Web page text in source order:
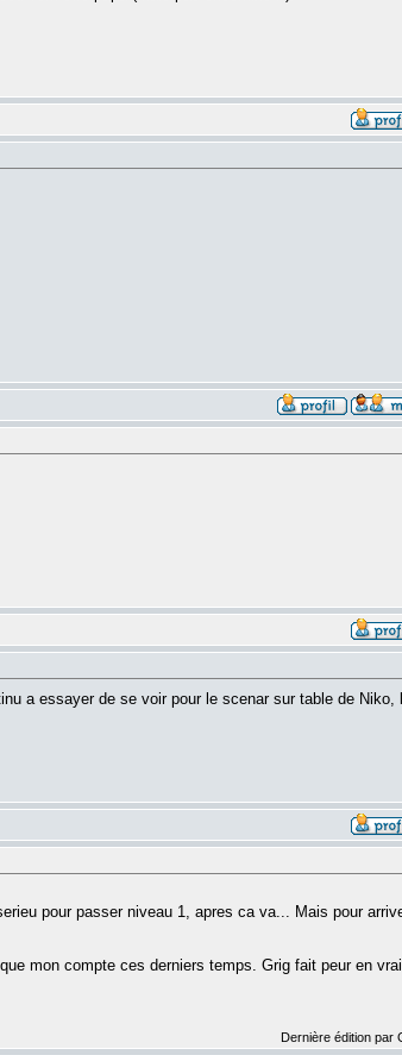
a essayer de se voir pour le scenar sur table de Niko,
pour passer niveau 1, apres ca va... Mais pour
mon compte ces derniers temps. Grig fait peur en
Dernière édition par